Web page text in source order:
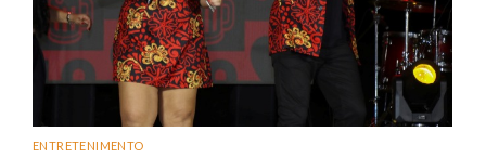
ENTRETENIMENTO